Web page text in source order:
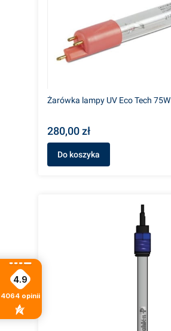
Żarówka lampy UV Eco Tech 75W
280,00 zł
Do koszyka
4.9
4064 opinii